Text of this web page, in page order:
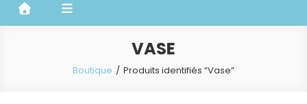
VASE
Boutique Produits identifiés “Vase”